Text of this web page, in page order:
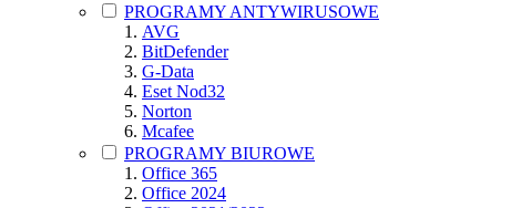
PROGRAMY ANTYWIRUSOWE
AVG
BitDefender
G-Data
Eset Nod32
Norton
Mcafee
PROGRAMY BIUROWE
Office 365
Office 2024